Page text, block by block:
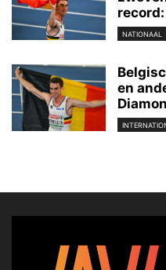
record:
NATIONAAL
en